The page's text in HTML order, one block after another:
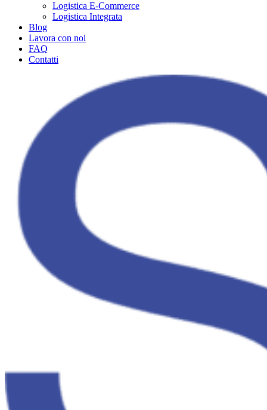
Logistica E-Commerce
Logistica Integrata
Blog
Lavora con noi
FAQ
Contatti